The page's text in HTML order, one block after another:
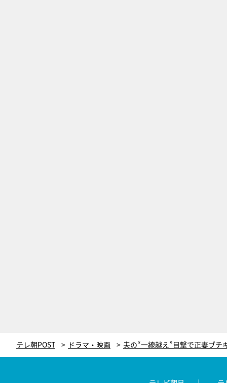
テレ朝POST ドラマ・映画